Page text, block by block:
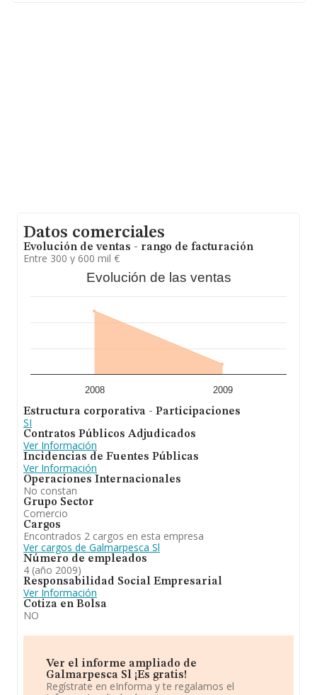
Datos comerciales
Evolución de ventas - rango de facturación
Entre 300 y 600 mil €
Evolución de las ventas
2008 2009
Estructura corporativa - Participaciones
SI
Contratos Públicos Adjudicados
Ver Información
Incidencias de Fuentes Públicas
Ver Información
Operaciones Internacionales
No constan
Grupo Sector
Comercio
Cargos
Encontrados 2 cargos en esta empresa
Ver cargos de Galmarpesca Sl
Número de empleados
4 (año 2009)
Responsabilidad Social Empresarial
Ver Información
Cotiza en Bolsa
NO
Ver el informe ampliado de
Galmarpesca Sl ¡Es gratis!
Regístrate en eInforma y te regalamos el